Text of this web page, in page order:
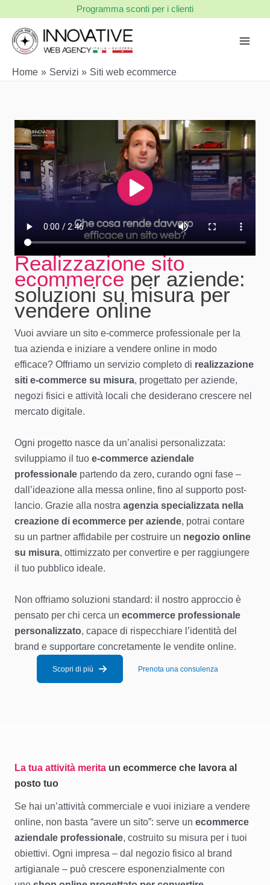
contenuto
Programma sconti per i clienti
Home Servizi Siti web ecommerce
Realizzazione sito
ecommerceper aziende:
soluzioni su misura per
vendere online
Vuoi avviare un sito e-commerce professionale per la
tua azienda e iniziare a vendere online in modo
efficace? Offriamo un servizio completo di realizzazione
siti e-commerce su misura, progettato per aziende,
negozi fisici e attività locali che desiderano crescere nel
mercato digitale.
Ogni progetto nasce da un’analisi personalizzata:
sviluppiamo il tuo e-commerce aziendale
professionale partendo da zero, curando ogni fase –
dall’ideazione alla messa online, fino al supporto post-
lancio. Grazie alla nostra agenzia specializzata nella
creazione di ecommerce per aziende, potrai contare
su un partner affidabile per costruire un negozio online
su misura, ottimizzato per convertire e per raggiungere
il tuo pubblico ideale.
Non offriamo soluzioni standard: il nostro approccio è
pensato per chi cerca un ecommerce professionale
personalizzato, capace di rispecchiare l’identità del
brand e supportare concretamente le vendite online.
Scopri di più Prenota una consulenza
La tua attività merita un ecommerce che lavora al
posto tuo
Se hai un’attività commerciale e vuoi iniziare a vendere
online, non basta “avere un sito”: serve un ecommerce
aziendale professionale, costruito su misura per i tuoi
obiettivi. Ogni impresa – dal negozio fisico al brand
artigianale – può crescere esponenzialmente con